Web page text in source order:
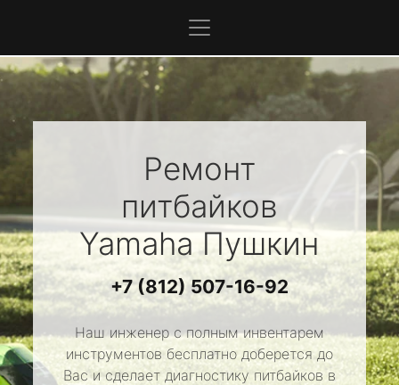
Ремонт
питбайков
YamahaПушкин
+7 (812) 507-16-92
Наш инженер с полным инвентарем
инструментов бесплатно доберется до
Вас и сделает диагностику питбайков в